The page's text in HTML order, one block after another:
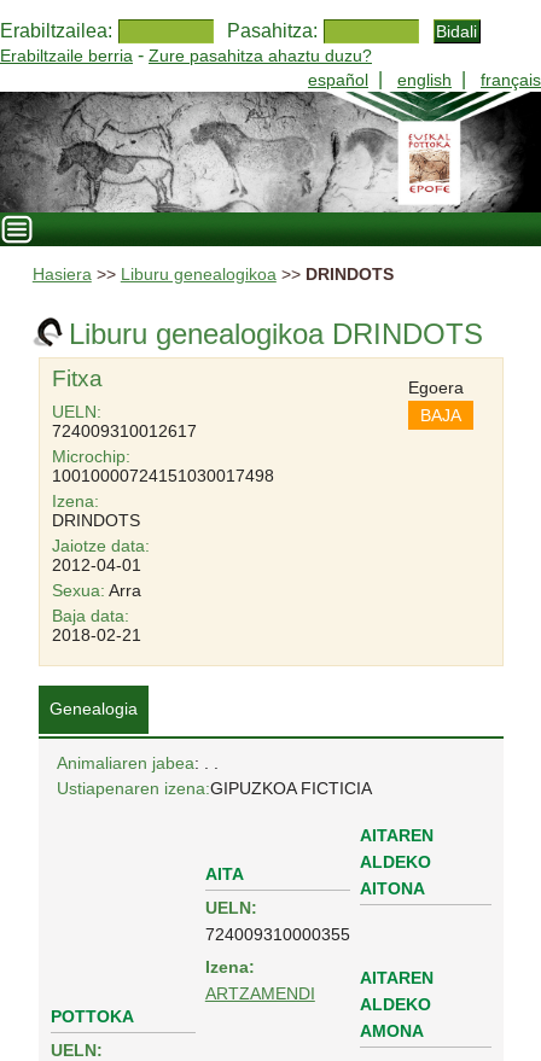
Erabiltzailea: Pasahitza:
Erabiltzaile berria - Zure pasahitza ahaztu duzu?
español
english français
Hasiera>> Liburu genealogikoa>> DRINDOTS
Liburu genealogikoa DRINDOTS
Fitxa
UELN:
724009310012617
Microchip:
10010000724151030017498
Izena:
DRINDOTS
Jaiotze data:
2012-04-01
Sexua: Arra
Egoera
BAJA
Baja data:
2018-02-21
Genealogia
Animaliaren jabea: . .
Ustiapenaren izena:GIPUZKOA FICTICIA
POTTOKA
UELN:
AITA
UELN:
724009310000355
Izena:
ARTZAMENDI
AITAREN
ALDEKO
AITONA
AITAREN
ALDEKO
AMONA